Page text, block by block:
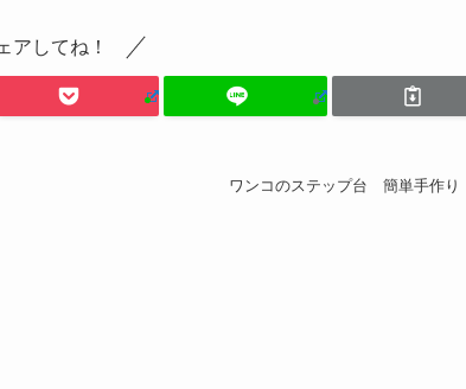
アしてね！
ワンコのステップ台 簡単手作り